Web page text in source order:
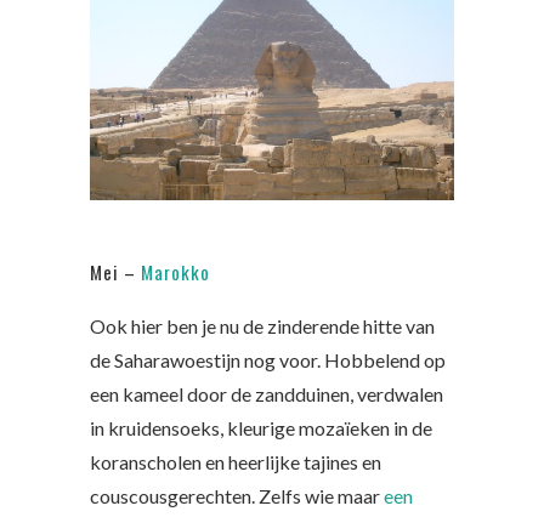
Mei – Marokko
Ook hier ben je nu de zinderende hitte van
de Saharawoestijn nog voor. Hobbelend op
een kameel door de zandduinen, verdwalen
in kruidensoeks, kleurige mozaïeken in de
koranscholen en heerlijke tajines en
couscousgerechten. Zelfs wie maareen